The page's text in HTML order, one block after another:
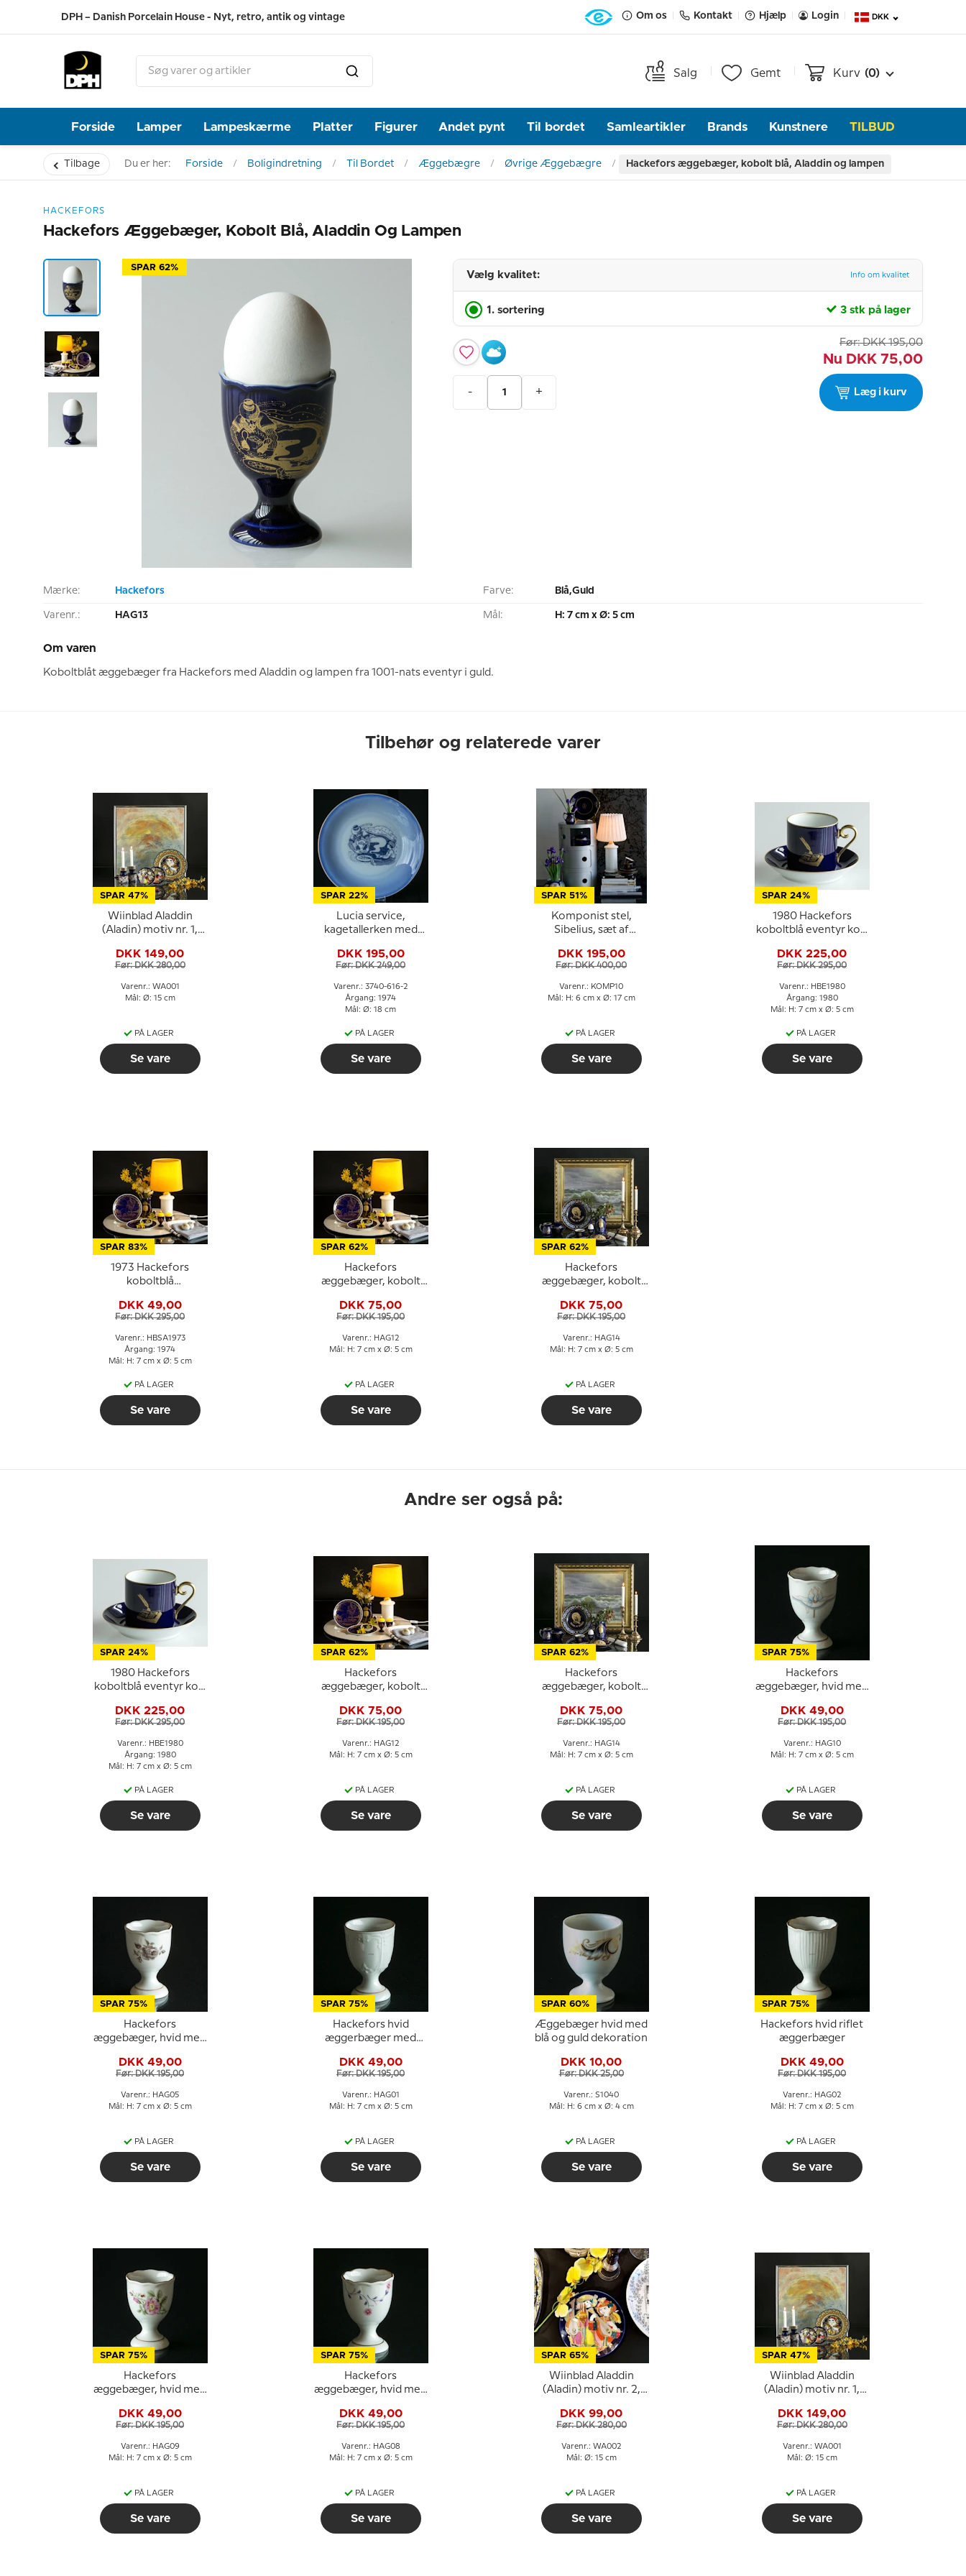
DPH – Danish Porcelain House - Nyt, retro, antik og vintage Om os Kontakt Hjælp Login DKK
Salg Gemt Kurv (0)
Forside Lamper Lampeskærme Platter Figurer Andet pynt Til bordet Samleartikler Brands Kunstnere TILBUD
Tilbage Du er her: Forside Boligindretning Til Bordet Æggebægre Øvrige Æggebægre Hackefors æggebæger, kobolt blå, Aladdin og lampen
HACKEFORS
Hackefors Æggebæger, Kobolt Blå, Aladdin Og Lampen
SPAR 62%
Vælg kvalitet: Info om kvalitet
1. sortering 3 stk på lager
Før: DKK 195,00
Nu DKK 75,00
- + Læg i kurv
Mærke: Hackefors
Varenr.: HAG13
Farve: Blå,Guld
Mål: H: 7 cm x Ø: 5 cm
Om varen
Koboltblåt æggebæger fra Hackefors med Aladdin og lampen fra 1001-nats eventyr i guld.
Tilbehør og relaterede varer
SPAR 47%
Wiinblad Aladdin
(Aladin) motiv nr. 1,
Wiinblad
DKK 149,00
Før: DKK 280,00
Varenr.: WA001
Mål: Ø: 15 cm
PÅ LAGER
Se vare
SPAR 22%
Lucia service,
kagetallerken med
Bing & Grøndahl
DKK 195,00
Før: DKK 249,00
Varenr.: 3740-616-2
Årgang: 1974
Mål: Ø: 18 cm
PÅ LAGER
Se vare
SPAR 51%
Komponist stel,
Sibelius, sæt af
kagetallerken nr. 10,
Bing & Grøndahl
DKK 195,00
Før: DKK 400,00
Varenr.: KOMP10
Mål: H: 6 cm x Ø: 17 cm
PÅ LAGER
Se vare
SPAR 24%
1980 Hackefors
koboltblå eventyr kop
Aladdin og Lampen
DKK 225,00
Før: DKK 295,00
Varenr.: HBE1980
Årgang: 1980
Mål: H: 7 cm x Ø: 5 cm
PÅ LAGER
Se vare
SPAR 83%
1973 Hackefors
koboltblå
DKK 49,00
Før: DKK 295,00
Varenr.: HBSA1973
Årgang: 1974
Mål: H: 7 cm x Ø: 5 cm
PÅ LAGER
Se vare
SPAR 62%
Hackefors
æggebæger, kobolt
Klæder
DKK 75,00
Før: DKK 195,00
Varenr.: HAG12
Mål: H: 7 cm x Ø: 5 cm
PÅ LAGER
Se vare
SPAR 62%
Hackefors
æggebæger, kobolt
forunderlige rejse
gennem Sverige
DKK 75,00
Før: DKK 195,00
Varenr.: HAG14
Mål: H: 7 cm x Ø: 5 cm
PÅ LAGER
Se vare
Andre ser også på:
SPAR 24%
1980 Hackefors
koboltblå eventyr kop
Aladdin og Lampen
DKK 225,00
Før: DKK 295,00
Varenr.: HBE1980
Årgang: 1980
Mål: H: 7 cm x Ø: 5 cm
PÅ LAGER
Se vare
SPAR 62%
Hackefors
æggebæger, kobolt
Klæder
DKK 75,00
Før: DKK 195,00
Varenr.: HAG12
Mål: H: 7 cm x Ø: 5 cm
PÅ LAGER
Se vare
SPAR 62%
Hackefors
æggebæger, kobolt
forunderlige rejse
gennem Sverige
DKK 75,00
Før: DKK 195,00
Varenr.: HAG14
Mål: H: 7 cm x Ø: 5 cm
PÅ LAGER
Se vare
SPAR 75%
Hackefors
æggebæger, hvid med
DKK 49,00
Før: DKK 195,00
Varenr.: HAG10
Mål: H: 7 cm x Ø: 5 cm
PÅ LAGER
Se vare
SPAR 75%
Hackefors
æggebæger, hvid med
DKK 49,00
Før: DKK 195,00
Varenr.: HAG05
Mål: H: 7 cm x Ø: 5 cm
PÅ LAGER
Se vare
SPAR 75%
Hackefors hvid
æggerbæger med
guldkant
DKK 49,00
Før: DKK 195,00
Varenr.: HAG01
Mål: H: 7 cm x Ø: 5 cm
PÅ LAGER
Se vare
SPAR 60%
Æggebæger hvid med
blå og guld dekoration
DKK 10,00
Før: DKK 25,00
Varenr.: S1040
Mål: H: 6 cm x Ø: 4 cm
PÅ LAGER
Se vare
SPAR 75%
Hackefors hvid riflet
æggerbæger
DKK 49,00
Før: DKK 195,00
Varenr.: HAG02
Mål: H: 7 cm x Ø: 5 cm
PÅ LAGER
Se vare
SPAR 75%
Hackefors
æggebæger, hvid med
DKK 49,00
Før: DKK 195,00
Varenr.: HAG09
Mål: H: 7 cm x Ø: 5 cm
PÅ LAGER
Se vare
SPAR 75%
Hackefors
æggebæger, hvid med
blomst
DKK 49,00
Før: DKK 195,00
Varenr.: HAG08
Mål: H: 7 cm x Ø: 5 cm
PÅ LAGER
Se vare
SPAR 65%
Wiinblad Aladdin
(Aladin) motiv nr. 2,
Wiinblad
DKK 99,00
Før: DKK 280,00
Varenr.: WA002
Mål: Ø: 15 cm
PÅ LAGER
Se vare
SPAR 47%
Wiinblad Aladdin
(Aladin) motiv nr. 1,
Wiinblad
DKK 149,00
Før: DKK 280,00
Varenr.: WA001
Mål: Ø: 15 cm
PÅ LAGER
Se vare